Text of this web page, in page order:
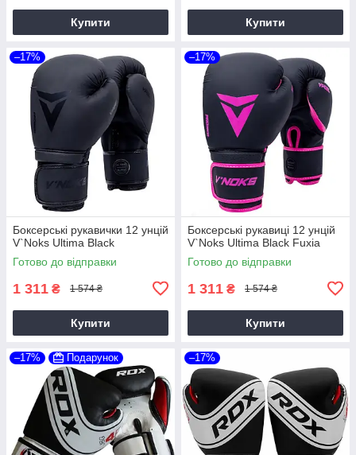
Купити Купити
–17%
Боксерські рукавички 12 унцій
V`Noks Ultima Black
Готово до відправки
1 311 ₴ 1 574 ₴
Купити
–17%
Боксерські рукавиці 12 унцій
V`Noks Ultima Black Fuxia
Готово до відправки
1 311 ₴ 1 574 ₴
Купити
–17% Подарунок –17%